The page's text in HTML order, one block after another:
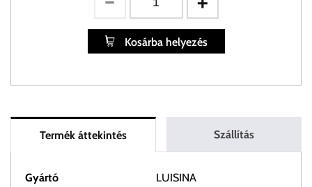
Kosárba helyezés
Termék áttekintés Szállítás
Gyártó
LUISINA